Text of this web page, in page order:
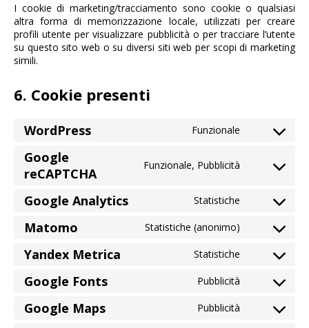
I cookie di marketing/tracciamento sono cookie o qualsiasi
altra forma di memorizzazione locale, utilizzati per creare
profili utente per visualizzare pubblicità o per tracciare l’utente
su questo sito web o su diversi siti web per scopi di marketing
simili.
6. Cookie presenti
WordPress Funzionale
Consent
service
wordpress
Google
reCAPTCHA
Funzionale, Pubblicità
Consent
service
google-
recaptcha
Google Analytics Statistiche
Consent
service
analytics
Matomo Statistiche (anonimo)
Consent
service
Yandex Metrica Statistiche
Consent
service
metrica
Google Fonts Pubblicità
Consent
service
Google Maps Pubblicità
Consent